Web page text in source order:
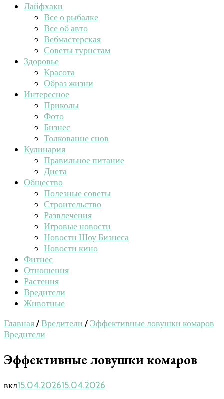
Лайфхаки
Все о рыбалке
Все об авто
Вебмастерская
Советы туристам
Здоровье
Красота
Образ жизни
Интересное
Приколы
Фото
Бизнес
Толкование снов
Кулинария
Правильное питание
Диета
Общество
Полезные советы
Строительство
Развлечения
Игровые новости
Новости Шоу Бизнеса
Новости кино
Фитнес
Отношения
Растения
Вредители
Животные
Главная/Вредители / Эффективные ловушки комаров
Вредители
Эффективные ловушки комаров
вкл15.04.202615.04.2026